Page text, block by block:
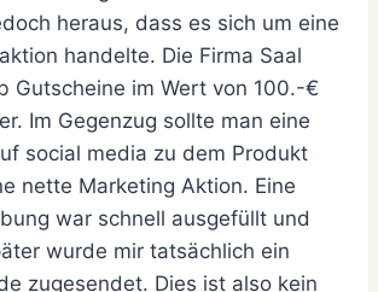
heraus, dass es sich um eine
handelte. Die Firma Saal
Gutscheine im Wert von 100.-€
Im Gegenzug sollte man eine
social media zu dem Produkt
nette Marketing Aktion. Eine
war schnell ausgefüllt und
wurde mir tatsächlich ein
zugesendet. Dies ist also kein